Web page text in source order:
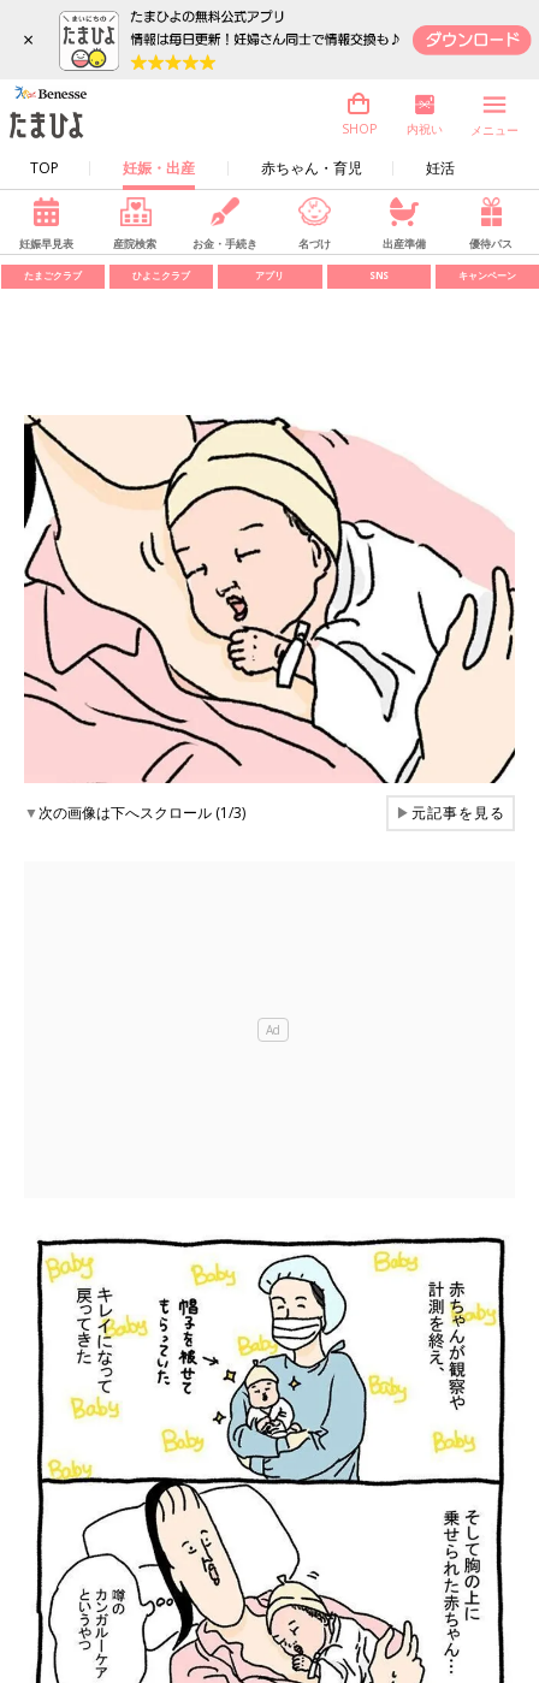
×
TOP 妊娠・出産 赤ちゃん・育児 妊活
SHOP 内祝い メニュー
妊娠早見表 産院検索 お金・手続き 名づけ 出産準備 優待パス
たまごクラブ ひよこクラブ アプリ SNS キャンペーン
▼次の画像は下へスクロール (1/3) ▶元記事を見る